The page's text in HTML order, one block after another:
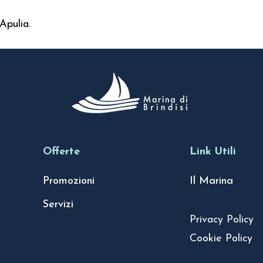
Offerte
Promozioni
Servizi
Link Utili
Il Marina
Privacy Policy
Cookie Policy